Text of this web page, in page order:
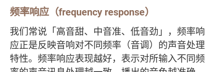
频率响应（frequency response）
我们常说「高音甜、中音准、低音劲」，频率响
应正是反映音响对不同频率（音调）的声音处理
特性。频率响应表现越好，表示对所输入不同频